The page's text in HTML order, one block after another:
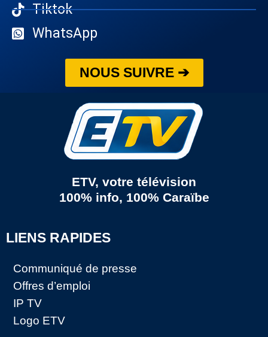
Tiktok
WhatsApp
NOUS SUIVRE ➔
ETV, votre télévision
100% info, 100% Caraïbe
LIENS RAPIDES
Communiqué de presse
Offres d’emploi
IP TV
Logo ETV